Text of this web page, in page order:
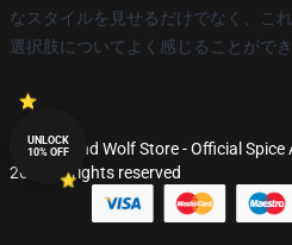
なスタイルを見せるだけでなく、こ
選択肢についてよく感じることができ
© Spice And Wolf Store - Official
2026 all rights reserved
UNLOCK
10% OFF